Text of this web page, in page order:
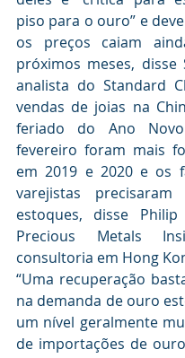
piso para o ouro” e
os preços caiam
próximos meses, disse
analista do Standard
vendas de joias na
feriado do Ano
fevereiro foram mais
em 2019 e 2020 e os
varejistas
estoques, disse
Precious Metals
consultoria em Hong
“Uma recuperação
na demanda de ouro
um nível geralmente
de importações de